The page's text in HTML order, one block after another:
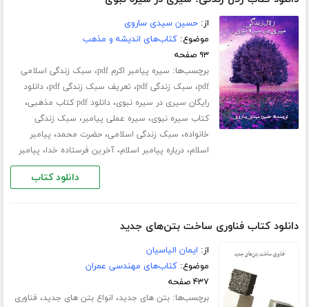
از:حسین سیدی ساروی
موضوع:کتاب‌های اندیشه و مذهب
۹۳ صفحه
برچسب‌ها: سیره پیامبر اکرم pdf ، سبک زندگی اسلامی
pdf، سبک زندگی pdf ، تعریف سبک زندگی pdf ،دانلود
رایگان سیری در سیره نبوی،دانلود pdf کتاب مذهبی ،
کتاب سیره نبوی، سیره عملی پیامبر، سبک زندگی
خانواده، سبک زندگی اسلامی،حضرت محمد، پیامبر
اسلام،درباره پیامبر اسلام،آخرین فرستاده خدا، پیامبر
دانلود کتاب
دانلود کتاب فناوری ساخت بتن‌های جدید
از: ایمان الیاسیان
موضوع:کتاب‌های مهندسی عمران
۴۳۷ صفحه
برچسب‌ها:بتن های جدید، انواع بتن های جدید، فناوری